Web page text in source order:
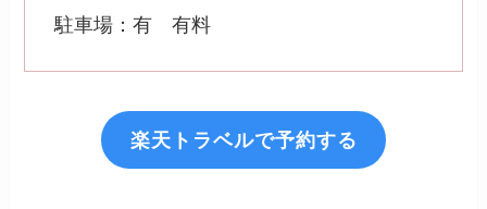
駐車場：有 有料
楽天トラベルで予約する